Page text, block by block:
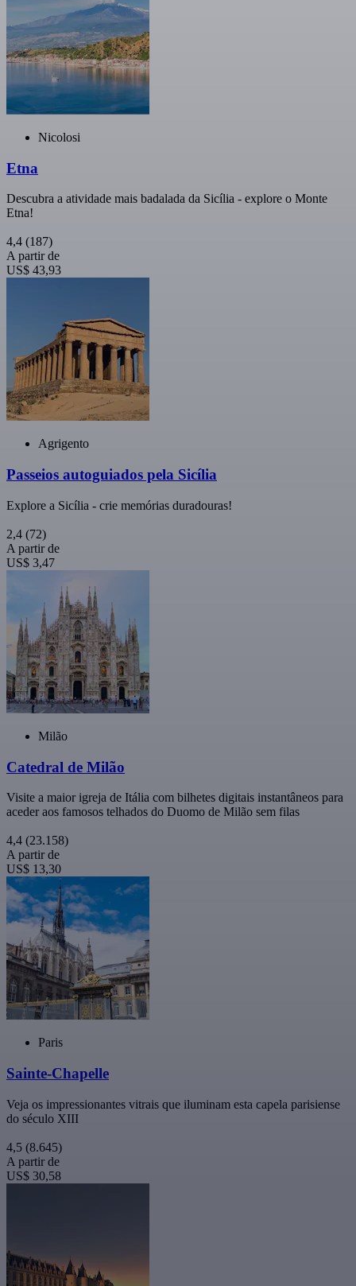
Nicolosi
Etna
Descubra a atividade mais badalada da Sicília - explore o Monte
Etna!
4,4 (187)
A partir de
US$ 43,93
Agrigento
Passeios autoguiados pela Sicília
Explore a Sicília - crie memórias duradouras!
2,4 (72)
A partir de
US$ 3,47
Milão
Catedral de Milão
Visite a maior igreja de Itália com bilhetes digitais instantâneos para
aceder aos famosos telhados do Duomo de Milão sem filas
4,4 (23.158)
A partir de
US$ 13,30
Paris
Sainte-Chapelle
Veja os impressionantes vitrais que iluminam esta capela parisiense
do século XIII
4,5 (8.645)
A partir de
US$ 30,58